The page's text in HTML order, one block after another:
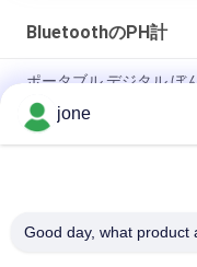
BluetoothのPH計
ポータブル デジタル ぼ
Portable Digital
Calibration
水産養殖用Bluetooth
jone
Good day, what product